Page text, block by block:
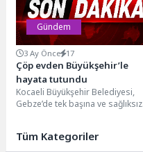
Gündem
3 Ay Önce 17
Çöp evden Büyükşehir’le
hayata tutundu
Kocaeli Büyükşehir Belediyesi,
Gebze’de tek başına ve sağlıksız
Süleyman...
Tüm Kategoriler